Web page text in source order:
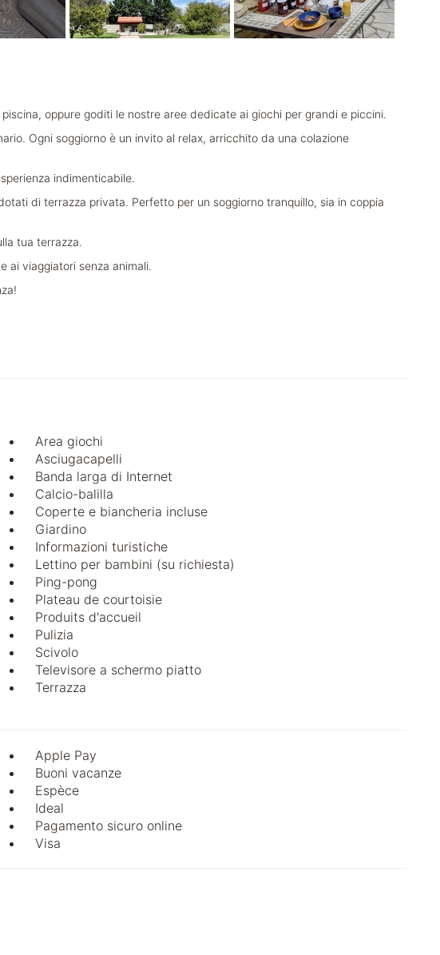
oppure goditi le nostre aree dedicate ai giochi per grandi e piccini.
Ogni soggiorno è un invito al relax, arricchito da una colazione
indimenticabile.
di terrazza privata. Perfetto per un soggiorno tranquillo, sia in coppia
tua terrazza.
ai viaggiatori senza animali.
Area giochi
Asciugacapelli
Banda larga di Internet
Calcio-balilla
Coperte e biancheria incluse
Giardino
Informazioni turistiche
Lettino per bambini (su richiesta)
Ping-pong
Plateau de courtoisie
Produits d'accueil
Pulizia
Scivolo
Televisore a schermo piatto
Terrazza
Apple Pay
Buoni vacanze
Espèce
Ideal
Pagamento sicuro online
Visa